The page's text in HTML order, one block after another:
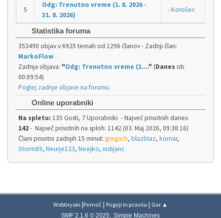
Odg: Trenutno vreme (1. 8. 2026 -
31. 8. 2026)
Korošec
Statistika foruma
353490 objav v 6925 temah od 1296 članov - Zadnji član:
MarkoFlow
Zadnja objava: "Odg: Trenutno vreme (1...." (Danes ob
00:09:54)
Poglej zadnje objave na forumu.
Online uporabniki
Na spletu: 135 Gosti, 7 Uporabniki - Največ prisotnih danes:
142- Največ prisotnih na sploh: 1142 (03. Maj 2026, 09:38:16)
Člani prisotni zadnjih 15 minut: gregach, blazblaz, komar,
Storm89, Neurje123, Neejko, indijanc
Webtiryaki |Pomoč | Pogoji in pravila | Gor ▲
SMF 2.1.6 © 2025, Simple Machines